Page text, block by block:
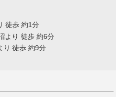
徒歩 約1分
より 徒歩 約6分
り 徒歩 約9分